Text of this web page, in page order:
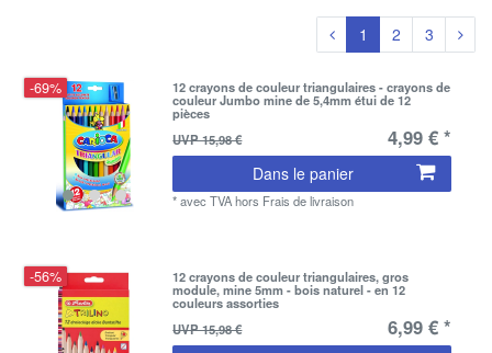
1 2 3
-69% 12 crayons de couleur triangulaires - crayons de
couleur Jumbo mine de 5,4mm étui de 12
pièces
UVP 15,98 €
4,99 € *
Dans le panier
*avec TVAhors Frais de livraison
-56% 12 crayons de couleur triangulaires, gros
module, mine 5mm - bois naturel - en 12
couleurs assorties
UVP 15,98 €
6,99 € *